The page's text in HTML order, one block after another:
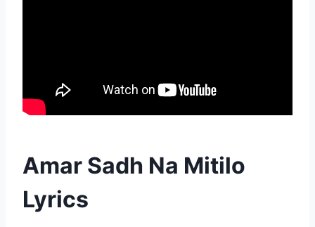
Amar Sadh Na Mitilo
Lyrics